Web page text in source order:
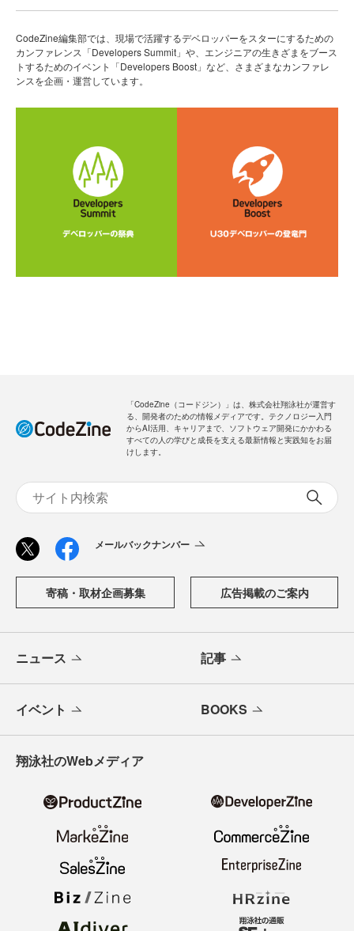
CodeZine編集部では、現場で活躍するデベロッパーをスターにするための
カンファレンス「Developers Summit」や、エンジニアの生きざまをブース
トするためのイベント「Developers Boost」など、さまざまなカンファレ
ンスを企画・運営しています。
「CodeZine（コードジン）」は、株式会社翔泳社が運営す
る、開発者のための情報メディアです。テクノロジー入門
からAI活用、キャリアまで、ソフトウェア開発にかかわる
すべての人の学びと成長を支える最新情報と実践知をお届
けします。
メールバックナンバー
寄稿・取材企画募集 広告掲載のご案内
ニュース 記事
イベント BOOKS
翔泳社のWebメディア